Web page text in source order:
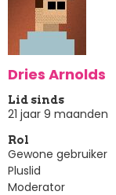
Dries Arnolds
Lid sinds
21 jaar 9 maanden
Rol
Gewone gebruiker
Pluslid
Moderator